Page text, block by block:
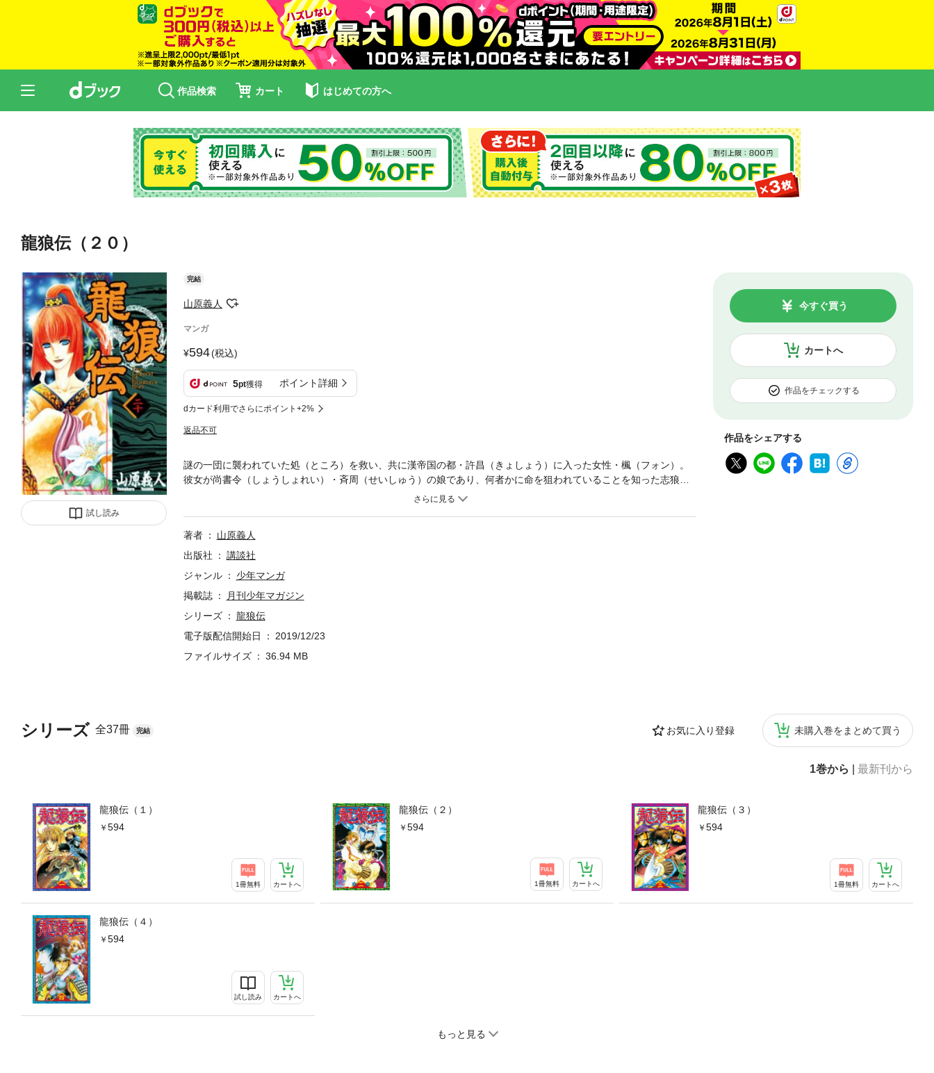
作品検索 カート はじめての方へ
龍狼伝（２０）
試し読み
完結
山原義人
マンガ
594(税込)
5pt獲得 ポイント詳細
dカード利用でさらにポイント+2%
返品不可
カートへ
今すぐ買う
作品をチェックする
作品をシェアする
シリーズ 全37冊 完結 お気に入り登録 未購入巻をまとめて買う
1巻から 最新刊から
龍狼伝（１）
594
1冊無料 カートへ
龍狼伝（２）
594
1冊無料 カートへ
龍狼伝（３）
594
1冊無料 カートへ
龍狼伝（４）
594
試し読み カートへ
もっと見る
謎の一団に襲われていた処（ところ）を救い、共に漢帝国の都・許昌（きょしょう）に入った女性・楓（フォン）。
彼女が尚書令（しょうしょれい）・斉周（せいしゅう）の娘であり、何者かに命を狙われていることを知った志狼
（しろう）は、彼女を蔭より護（まも）るうちに、宮廷に巣くう陰謀の渦に巻き込まれていく……！ 話題沸騰の
著者
山原義人
出版社
講談社
ジャンル
少年マンガ
掲載誌
月刊少年マガジン
シリーズ
龍狼伝
電子版配信開始日
2019/12/23
ファイルサイズ
36.94 MB